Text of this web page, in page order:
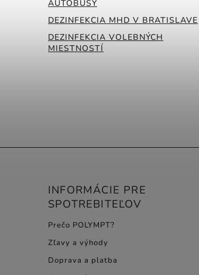
AUTOBUSY
DEZINFEKCIA MHD V BRATISLAVE
DEZINFEKCIA VOLEBNÝCH
MIESTNOSTÍ
INFORMÁCIE PRE
SPOTREBITEĽOV
Prečo POLYMPT?
Zľavy a výhody
Doprava a platba